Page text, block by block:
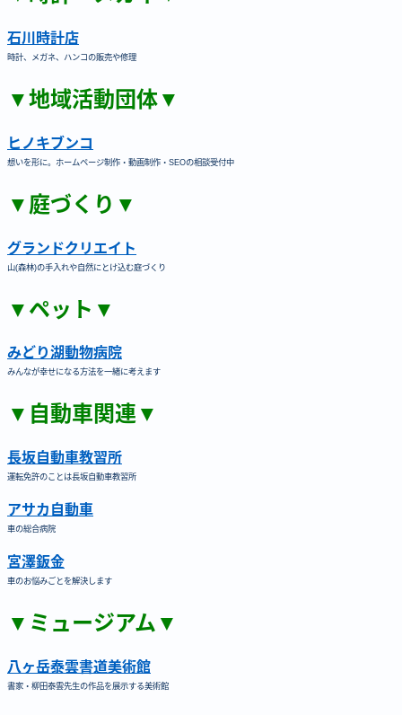
石川時計店
時計、メガネ、ハンコの販売や修理
▼地域活動団体▼
ヒノキブンコ
想いを形に。ホームページ制作・動画制作・SEOの相談受付中
▼庭づくり▼
グランドクリエイト
山(森林)の手入れや自然にとけ込む庭づくり
▼ペット▼
みどり湖動物病院
みんなが幸せになる方法を一緒に考えます
▼自動車関連▼
長坂自動車教習所
運転免許のことは長坂自動車教習所
アサカ自動車
車の総合病院
宮澤鈑金
車のお悩みごとを解決します
▼ミュージアム▼
八ヶ岳泰雲書道美術館
書家・柳田泰雲先生の作品を展示する美術館